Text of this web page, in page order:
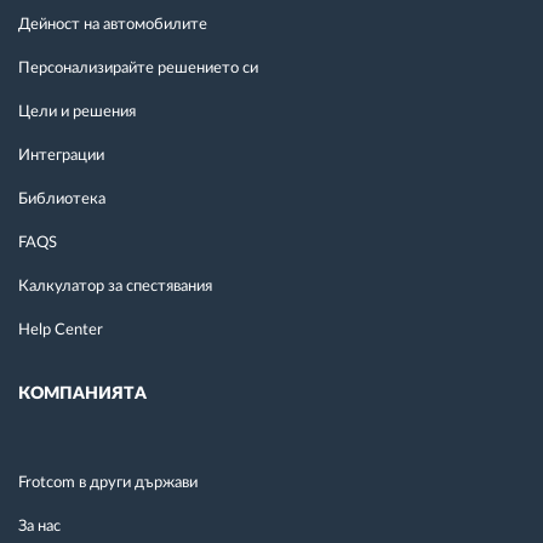
Дейност на автомобилите
Персонализирайте решението си
Цели и решения
Интеграции
Библиотека
FAQS
Калкулатор за спестявания
Help Center
КОМПАНИЯТА
Frotcom в други държави
За нас